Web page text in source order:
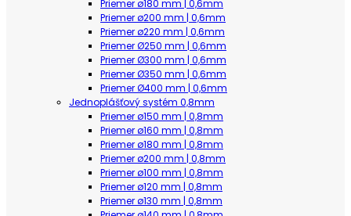
Priemer ø180 mm | 0,6mm
Priemer ø200 mm | 0,6mm
Priemer ø220 mm | 0,6mm
Priemer Ø250 mm | 0,6mm
Priemer Ø300 mm | 0,6mm
Priemer Ø350 mm | 0,6mm
Priemer Ø400 mm | 0,6mm
Jednoplášťový systém 0,8mm
Priemer ø150 mm | 0,8mm
Priemer ø160 mm | 0,8mm
Priemer ø180 mm | 0,8mm
Priemer ø200 mm | 0,8mm
Priemer ø100 mm | 0,8mm
Priemer ø120 mm | 0,8mm
Priemer ø130 mm | 0,8mm